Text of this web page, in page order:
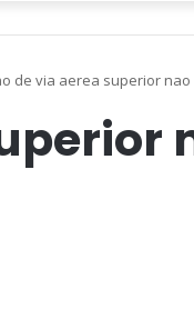
de via aerea superior nao